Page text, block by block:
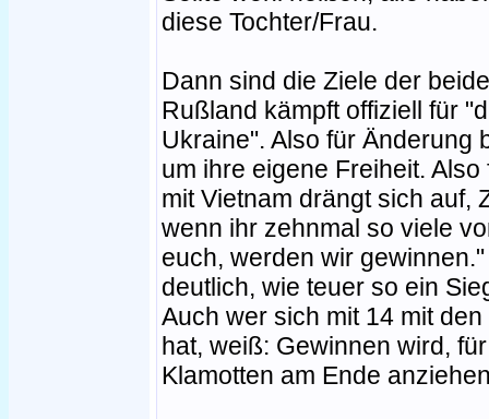
diese Tochter/Frau.
Dann sind die Ziele der
Rußland kämpft offiziell für
Ukraine". Also für Änderung
um ihre eigene Freiheit.
mit Vietnam drängt sich auf,
wenn ihr zehnmal so viele
euch, werden wir
deutlich, wie teuer so ein
Auch wer sich mit 14 mit
hat, weiß: Gewinnen wird,
Klamotten am Ende